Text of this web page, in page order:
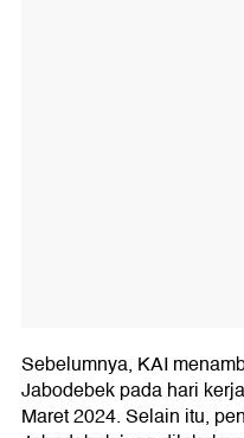
Sebelumnya, KAI
Jabodebek pada hari
Maret 2024. Selain itu,